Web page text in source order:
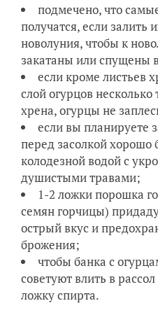
подмечено, что
получатся, если залить
новолуния, чтобы к
закатаны или спущены
если кроме листьев
слой огурцов
хрена, огурцы не
если вы планируете
перед засолкой хорошо
колодезной водой с
душистыми травами;
1-2 ложки порошка
семян горчицы)
острый вкус и
брожения;
чтобы банка с
советуют влить в
ложку спирта.